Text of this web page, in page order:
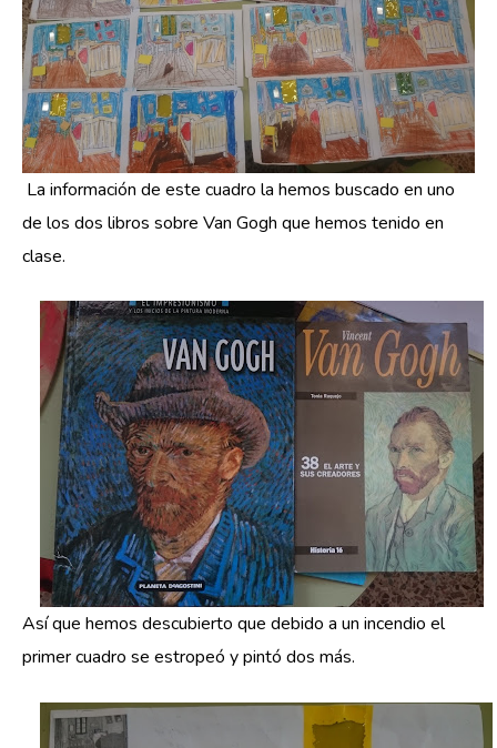
La información de este cuadro la hemos buscado en uno
de los dos libros sobre Van Gogh que hemos tenido en
clase.
Así que hemos descubierto que debido a un incendio el
primer cuadro se estropeó y pintó dos más.